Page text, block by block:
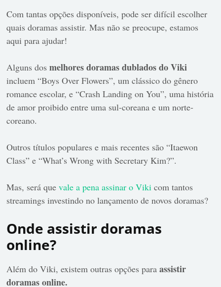
Com tantas opções disponíveis, pode ser difícil escolher
quais doramas assistir. Mas não se preocupe, estamos
aqui para ajudar!
Alguns dosmelhores doramas dublados do Viki
incluem “Boys Over Flowers”, um clássico do gênero
romance escolar, e “Crash Landing on You”, uma história
de amor proibido entre uma sul-coreana e um norte-
coreano.
Outros títulos populares e mais recentes são “Itaewon
Class” e “What’s Wrong with Secretary Kim?”.
Mas, será quevale a pena assinar o Viki com tantos
streamings investindo no lançamento de novos doramas?
Onde assistir doramas
online?
Além do Viki, existem outras opções paraassistir
doramas online.